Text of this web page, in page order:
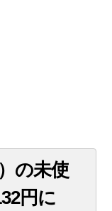
の未使
円に